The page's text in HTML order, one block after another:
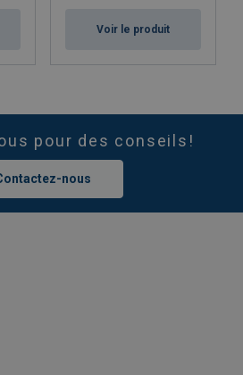
Voir le produit
pour des conseils!
nous